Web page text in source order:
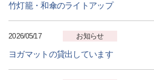
竹灯籠・和傘のライトアップ
2026/05/17 お知らせ
ヨガマットの貸出しています